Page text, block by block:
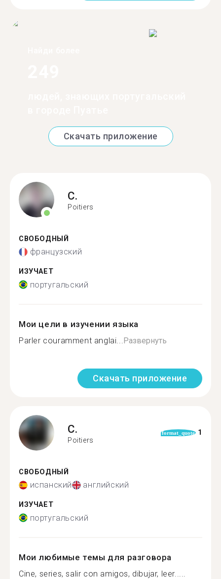
Скачать приложение
C.
Poitiers
СВОБОДНЫЙ
французский
ИЗУЧАЕТ
португальский
Мои цели в изучении языка
Parler couramment anglai... Развернуть
Скачать приложение
C.
Poitiers
format_quote 1
СВОБОДНЫЙ
испанский английский
ИЗУЧАЕТ
португальский
Мои любимые темы для разговора
Cine, series, salir con amigos, dibujar, leer.....